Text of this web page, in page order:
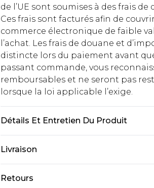
de l’UE sont soumises à des frais
Ces frais sont facturés afin de
commerce électronique de faible
l’achat. Les frais de douane et
distincte lors du paiement avant
passant commande, vous
remboursables et ne seront pas
lorsque la loi applicable l’exige.
Détails Et Entretien Du Produit
Livraison
Livraison standard France
Retours